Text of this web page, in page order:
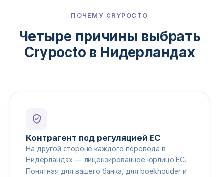
ПОЧЕМУ CRYPOCTO
Четыре причины выбрать
Crypocto в Нидерландах
Контрагент под регуляцией ЕС
На другой стороне каждого перевода в
Нидерландах — лицензированное юрлицо ЕС.
Понятная для вашего банка, для boekhouder и